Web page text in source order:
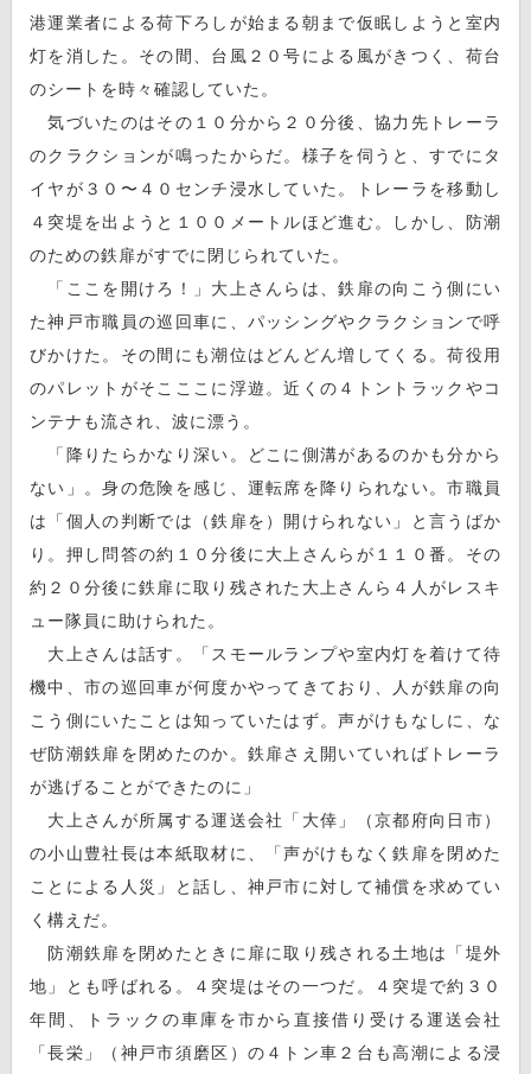
港運業者による荷下ろしが始まる朝まで仮眠しようと室内
灯を消した。その間、台風２０号による風がきつく、荷台
のシートを時々確認していた。
気づいたのはその１０分から２０分後、協力先トレーラ
のクラクションが鳴ったからだ。様子を伺うと、すでにタ
イヤが３０〜４０センチ浸水していた。トレーラを移動し
４突堤を出ようと１００メートルほど進む。しかし、防潮
のための鉄扉がすでに閉じられていた。
「ここを開けろ！」大上さんらは、鉄扉の向こう側にい
た神戸市職員の巡回車に、パッシングやクラクションで呼
びかけた。その間にも潮位はどんどん増してくる。荷役用
のパレットがそこここに浮遊。近くの４トントラックやコ
ンテナも流され、波に漂う。
「降りたらかなり深い。どこに側溝があるのかも分から
ない」。身の危険を感じ、運転席を降りられない。市職員
は「個人の判断では（鉄扉を）開けられない」と言うばか
り。押し問答の約１０分後に大上さんらが１１０番。その
約２０分後に鉄扉に取り残された大上さんら４人がレスキ
ュー隊員に助けられた。
大上さんは話す。「スモールランプや室内灯を着けて待
機中、市の巡回車が何度かやってきており、人が鉄扉の向
こう側にいたことは知っていたはず。声がけもなしに、な
ぜ防潮鉄扉を閉めたのか。鉄扉さえ開いていればトレーラ
が逃げることができたのに」
大上さんが所属する運送会社「大倖」（京都府向日市）
の小山豊社長は本紙取材に、「声がけもなく鉄扉を閉めた
ことによる人災」と話し、神戸市に対して補償を求めてい
く構えだ。
防潮鉄扉を閉めたときに扉に取り残される土地は「堤外
地」とも呼ばれる。４突堤はその一つだ。４突堤で約３０
年間、トラックの車庫を市から直接借り受ける運送会社
「長栄」（神戸市須磨区）の４トン車２台も高潮による浸